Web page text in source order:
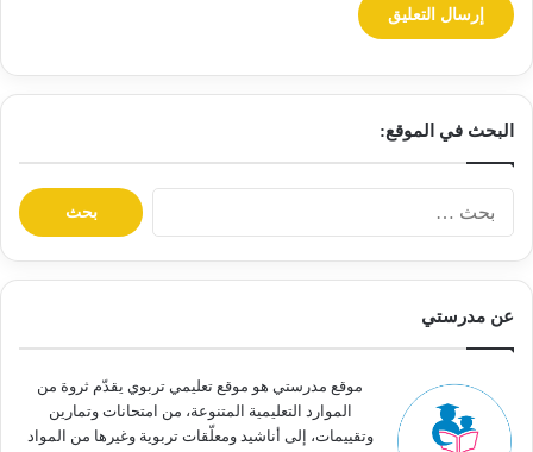
البحث في الموقع:
ن
عن مدرستي
موقع مدرستي هو موقع تعليمي تربوي يقدّم ثروة من
الموارد التعليمية المتنوعة، من امتحانات وتمارين
وتقييمات، إلى أناشيد ومعلّقات تربوية وغيرها من المواد